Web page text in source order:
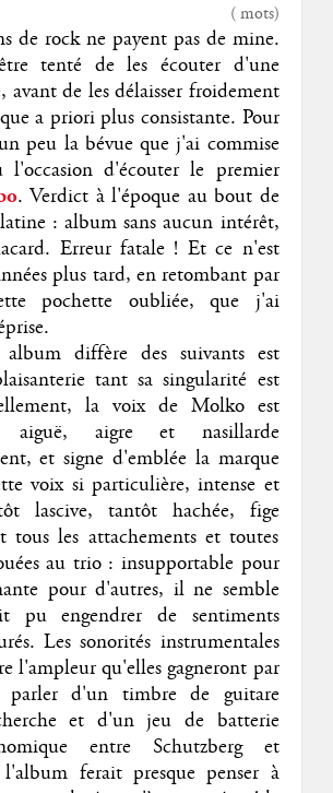
(mots)
de rock ne payent pas de mine.
tenté de les écouter d'une
avant de les délaisser froidement
a priori plus consistante. Pour
peu la bévue que j'ai commise
l'occasion d'écouter le premier
. Verdict à l'époque au bout de
: album sans aucun intérêt,
Erreur fatale ! Et ce n'est
plus tard, en retombant par
pochette oubliée, que j'ai
diffère des suivants est
tant sa singularité est
la voix de Molko est
aiguë, aigre et nasillarde
et signe d'emblée la marque
voix si particulière, intense et
lascive, tantôt hachée, fige
tous les attachements et toutes
au trio : insupportable pour
pour d'autres, il ne semble
pu engendrer de sentiments
Les sonorités instrumentales
l'ampleur qu'elles gagneront par
parler d'un timbre de guitare
et d'un jeu de batterie
entre Schutzberg et
ferait presque penser à